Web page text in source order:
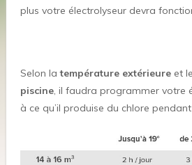
plus votre électrolyseur devra
Selon latempérature extérieureet le
piscine, il faudra programmer votre
à ce qu’il produise du chlore